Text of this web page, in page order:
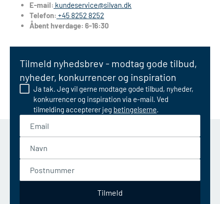
E-mail: kundeservice@silvan.dk
Telefon: +45 8252 8252
Åbent hverdage: 6-16:30
Tilmeld nyhedsbrev - modtag gode tilbud,
nyheder, konkurrencer og inspiration
Ja tak. Jeg vil gerne modtage gode tilbud, nyheder,
konkurrencer og inspiration via e-mail. Ved
tilmelding accepterer jeg betingelserne.
Tilmeld